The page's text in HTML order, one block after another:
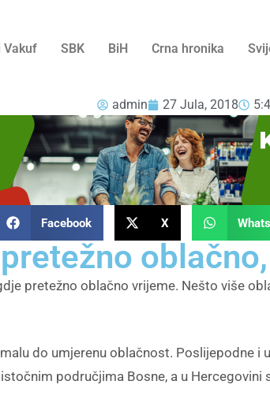
Vakuf SBK BiH Crna hronika
admin 27 Jula, 2018
Facebook X
pretežno oblačno vrijeme. Nešto više
do umjerenu oblačnost. Poslijepodne i
područjima Bosne, a u